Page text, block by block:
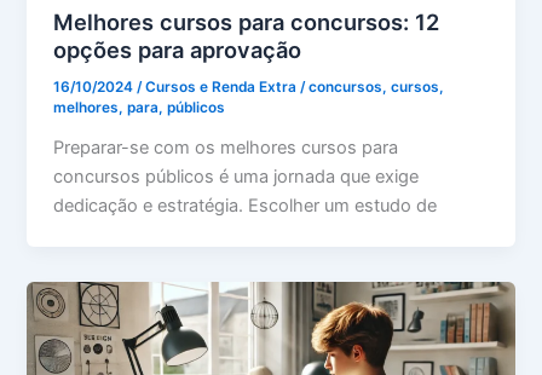
Melhores cursos para concursos: 12
opções para aprovação
16/10/2024/Cursos e Renda Extra /concursos,cursos,
melhores,para,públicos
Preparar-se com os melhores cursos para
concursos públicos é uma jornada que exige
dedicação e estratégia. Escolher um estudo de